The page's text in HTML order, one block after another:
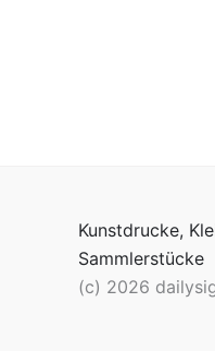
Kunstdrucke,
Sammlerstücke
(c) 2026